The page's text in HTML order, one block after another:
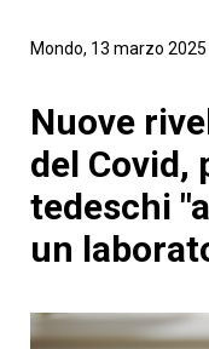
Mondo, 13 marzo 2025
Nuove
del Covid,
tedeschi
un